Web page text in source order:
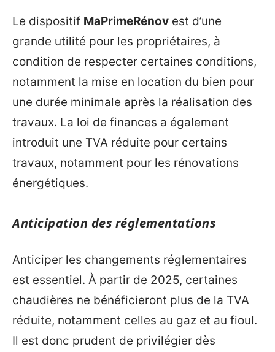
Le dispositif MaPrimeRénov est d’une
grande utilité pour les propriétaires, à
condition de respecter certaines conditions,
notamment la mise en location du bien pour
une durée minimale après la réalisation des
travaux. La loi de finances a également
introduit une TVA réduite pour certains
travaux, notamment pour les rénovations
énergétiques.
Anticipation des réglementations
Anticiper les changements réglementaires
est essentiel. À partir de 2025, certaines
chaudières ne bénéficieront plus de la TVA
réduite, notamment celles au gaz et au fioul.
Il est donc prudent de privilégier dès